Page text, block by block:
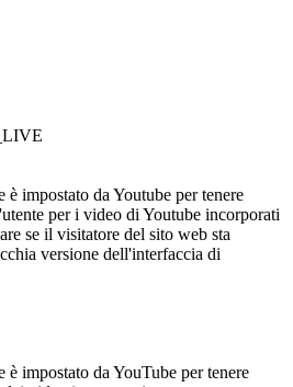
è impostato da Youtube per tenere
per i video di Youtube incorporati
se il visitatore del sito web sta
versione dell'interfaccia di
è impostato da YouTube per tenere